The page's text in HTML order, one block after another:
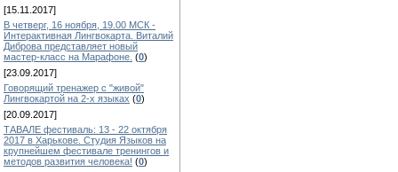
[15.11.2017]
В четверг, 16 ноября, 19.00 МСК -
Интерактивная Лингвокарта. Виталий
Диброва представляет новый
мастер-класс на Марафоне. (0)
[23.09.2017]
Говорящий тренажер с "живой"
Лингвокартой на 2-х языках (0)
[20.09.2017]
ТАВАЛЕ фестиваль: 13 - 22 октября
2017 в Харькове. Студия Языков на
крупнейшем фестивале тренингов и
методов развития человека! (0)